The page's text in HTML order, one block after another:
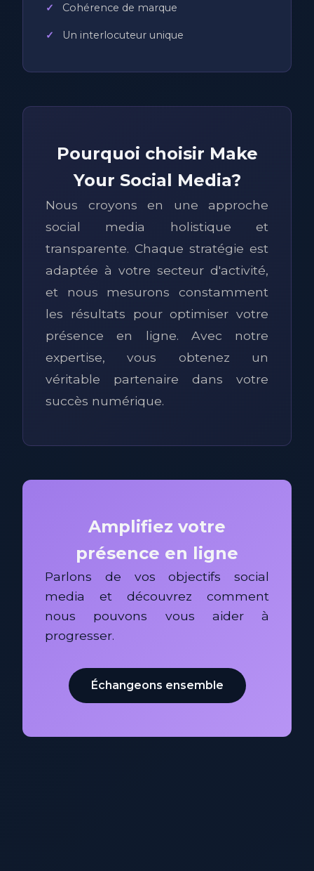
Cohérence de marque
Un interlocuteur unique
Pourquoi choisir Make
Your Social Media?
Nous croyons en une approche
social media holistique et
transparente. Chaque stratégie est
adaptée à votre secteur d'activité,
et nous mesurons constamment
les résultats pour optimiser votre
présence en ligne. Avec notre
expertise, vous obtenez un
véritable partenaire dans votre
succès numérique.
Amplifiez votre
présence en ligne
Parlons de vos objectifs social
media et découvrez comment
nous pouvons vous aider à
progresser.
Échangeons ensemble